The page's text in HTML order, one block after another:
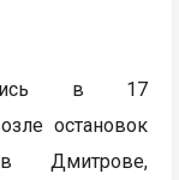
в 17
остановок
Дмитрове,